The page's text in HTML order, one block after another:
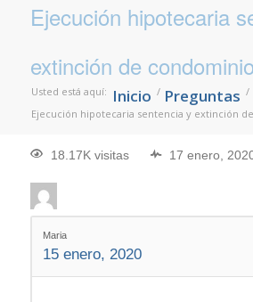
Ejecución hipotecaria
extinción de condominio
Usted está aquí: Inicio / Preguntas /
Ejecución hipotecaria sentencia y extinción
18.17K visitas 17 enero,
Maria
15 enero, 2020